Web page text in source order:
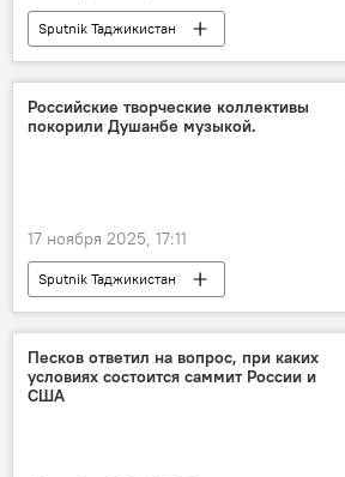
Sputnik Таджикистан
Российские творческие коллективы
покорили Душанбе музыкой.
17 ноября 2025, 17:11
Sputnik Таджикистан
Песков ответил на вопрос, при каких
условиях состоится саммит России и
США